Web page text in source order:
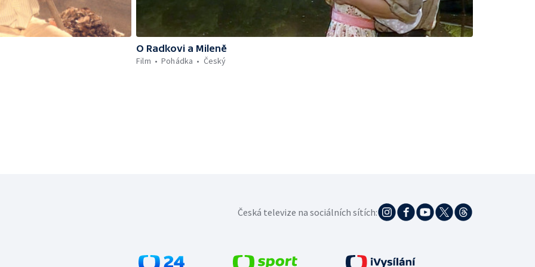
O Radkovi a Mileně
Film
Pohádka Český
Česká televize na sociálních sítích: